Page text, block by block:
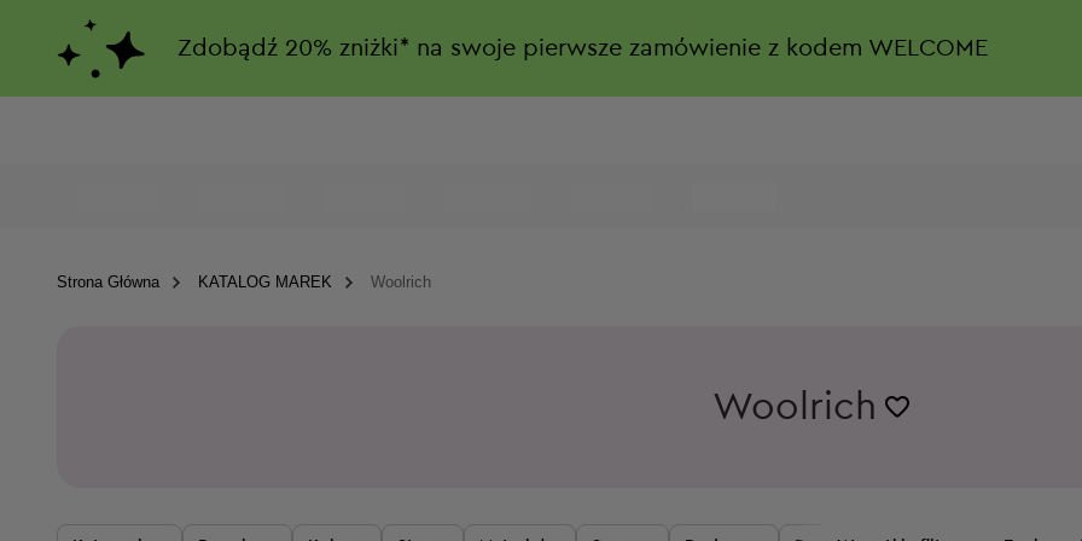
Zdobądź 20% zniżki* na swoje pierwsze zamówienie z kodem WELCOME
Strona Główna KATALOG MAREK Woolrich
Woolrich